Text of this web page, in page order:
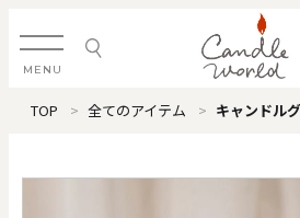
MENU
ログイン・新規会員登録
TOP 全てのアイテム キャンドル